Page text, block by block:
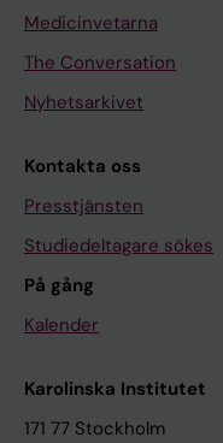
Medicinvetarna
The Conversation
Nyhetsarkivet
Kontakta oss
Presstjänsten
Studiedeltagare sökes
På gång
Kalender
Karolinska Institutet
171 77 Stockholm